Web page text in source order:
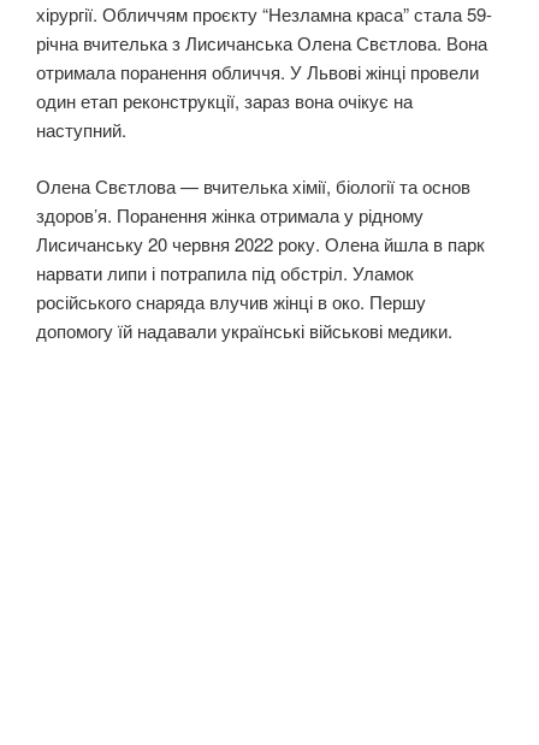
хірургії. Обличчям проєкту “Незламна краса” стала 59-
річна вчителька з Лисичанська Олена Свєтлова. Вона
отримала поранення обличчя. У Львові жінці провели
один етап реконструкції, зараз вона очікує на
наступний.
Олена Свєтлова — вчителька хімії, біології та основ
здоров’я. Поранення жінка отримала у рідному
Лисичанську 20 червня 2022 року. Олена йшла в парк
нарвати липи і потрапила під обстріл. Уламок
російського снаряда влучив жінці в око. Першу
допомогу їй надавали українські військові медики.